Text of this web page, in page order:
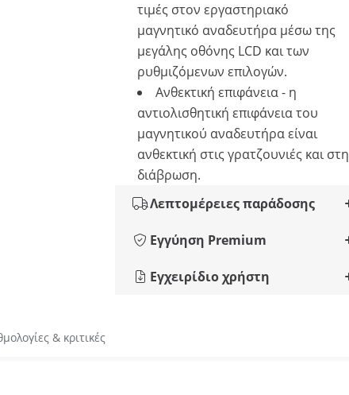
τιμές στον εργαστηριακό
μαγνητικό αναδευτήρα μέσω της
μεγάλης οθόνης LCD και των
ρυθμιζόμενων επιλογών.
Ανθεκτική επιφάνεια - η
αντιολισθητική επιφάνεια του
μαγνητικού αναδευτήρα είναι
ανθεκτική στις γρατζουνιές και στη
διάβρωση.
Λεπτομέρειες παράδοσης
Εγγύηση Premium
Εγχειρίδιο χρήστη
& κριτικές